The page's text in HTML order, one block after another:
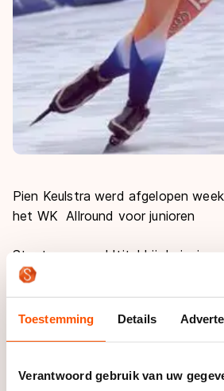
Toestemming Details
Verantwoord gebruik van uw
Pien Keulstra werd afgelopen
het WK Allround voor junioren
Staat een wereldtitel bij de
succesvolle schaatscarrière? Voor
anderen niet.
Nederlandse kampioenen: Falko